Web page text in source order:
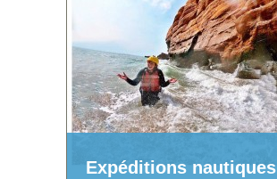
Expéditions nautiques